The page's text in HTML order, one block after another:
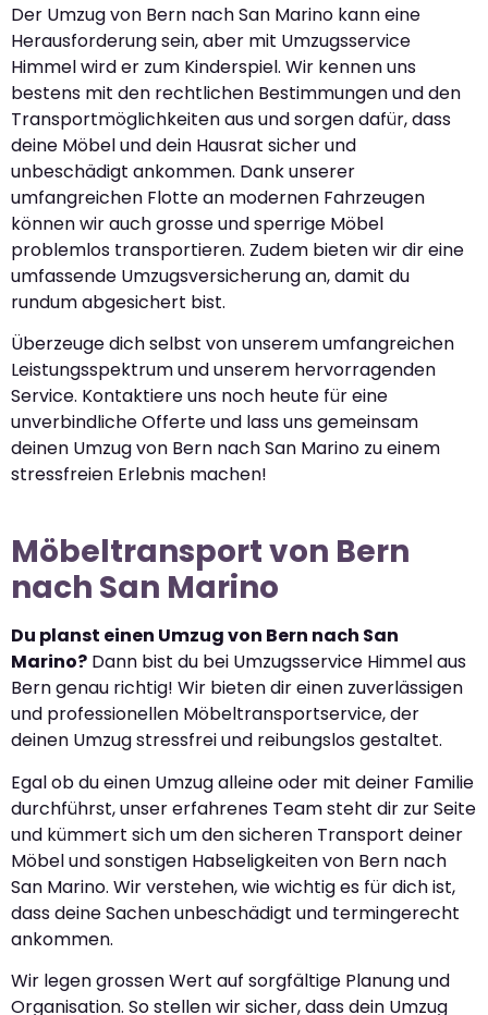
Der Umzug von Bern nach San Marino kann eine
Herausforderung sein, aber mit Umzugsservice
Himmel wird er zum Kinderspiel. Wir kennen uns
bestens mit den rechtlichen Bestimmungen und den
Transportmöglichkeiten aus und sorgen dafür, dass
deine Möbel und dein Hausrat sicher und
unbeschädigt ankommen. Dank unserer
umfangreichen Flotte an modernen Fahrzeugen
können wir auch grosse und sperrige Möbel
problemlos transportieren. Zudem bieten wir dir eine
umfassende Umzugsversicherung an, damit du
rundum abgesichert bist.
Überzeuge dich selbst von unserem umfangreichen
Leistungsspektrum und unserem hervorragenden
Service. Kontaktiere uns noch heute für eine
unverbindliche Offerte und lass uns gemeinsam
deinen Umzug von Bern nach San Marino zu einem
stressfreien Erlebnis machen!
Möbeltransport von Bern
nach San Marino
Du planst einen Umzug von Bern nach San
Marino? Dann bist du bei Umzugsservice Himmel aus
Bern genau richtig! Wir bieten dir einen zuverlässigen
und professionellen Möbeltransportservice, der
deinen Umzug stressfrei und reibungslos gestaltet.
Egal ob du einen Umzug alleine oder mit deiner Familie
durchführst, unser erfahrenes Team steht dir zur Seite
und kümmert sich um den sicheren Transport deiner
Möbel und sonstigen Habseligkeiten von Bern nach
San Marino. Wir verstehen, wie wichtig es für dich ist,
dass deine Sachen unbeschädigt und termingerecht
ankommen.
Wir legen grossen Wert auf sorgfältige Planung und
Organisation. So stellen wir sicher, dass dein Umzug